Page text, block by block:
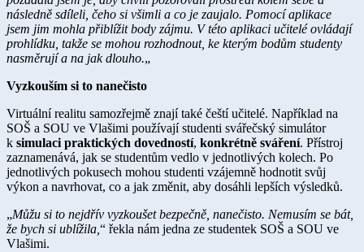
následně sdíleli, čeho si všimli a co je zaujalo. Pomocí aplikace
jsem jim mohla přiblížit body zájmu. V této aplikaci učitelé ovládají
prohlídku, takže se mohou rozhodnout, ke kterým bodům studenty
nasměrují a na jak dlouho.„
Vyzkouším si to nanečisto
Virtuální realitu samozřejmě znají také čeští učitelé. Například na
SOŠ a SOU ve Vlašimi používají studenti svářečský simulátor
k simulaci praktických dovedností, konkrétně sváření. Přístroj
zaznamenává, jak se studentům vedlo v jednotlivých kolech. Po
jednotlivých pokusech mohou studenti vzájemně hodnotit svůj
výkon a navrhovat, co a jak změnit, aby dosáhli lepších výsledků.
„Můžu si to nejdřív vyzkoušet bezpečně, nanečisto. Nemusím se bát,
že bych si ublížila,“ řekla nám jedna ze studentek SOŠ a SOU ve
Vlašimi.